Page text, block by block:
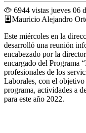
6944 vistas jueves 06
Mauricio Alejandro
Este miércoles en la
desarrolló una reunión
encabezado por la
encargado del Programa
profesionales de los
Laborales, con el
programa, actividades a
para este año 2022.